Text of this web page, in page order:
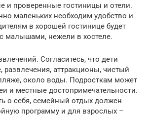
и проверенные гостиницы и отели.
маленьких необходим удобство и
в хорошей гостинице будет
малышами, нежели в хостеле.
Согласитесь, что дети
развлечения, аттракционы, чистый
около воды. Подросткам может
и местные достопримечательности.
о себя, семейный отдых должен
программу и для взрослых –